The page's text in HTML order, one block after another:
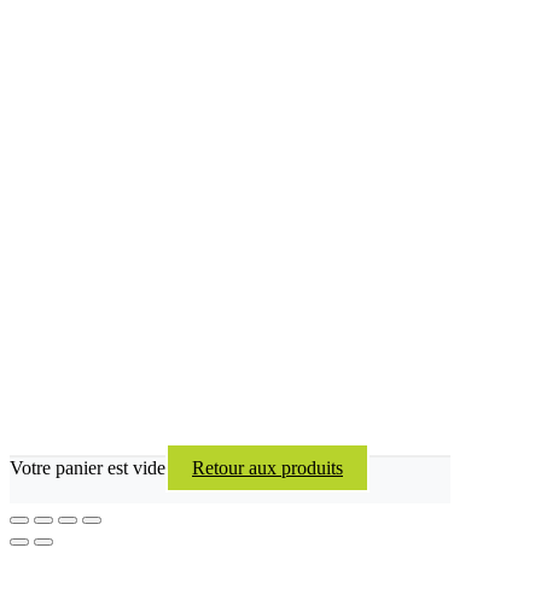
Votre panier est vide Retour aux produits